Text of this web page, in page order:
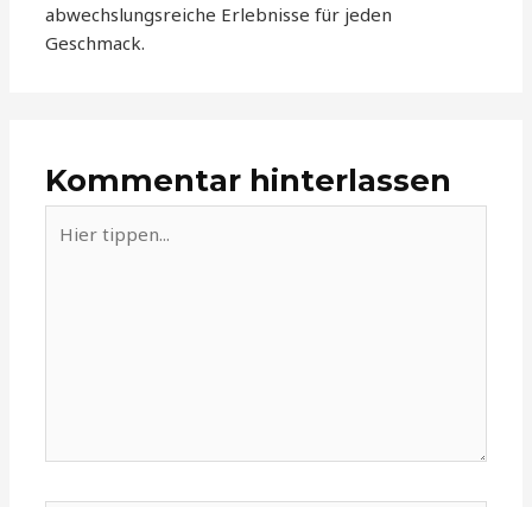
abwechslungsreiche Erlebnisse für jeden
Geschmack.
Kommentar hinterlassen
tippen...